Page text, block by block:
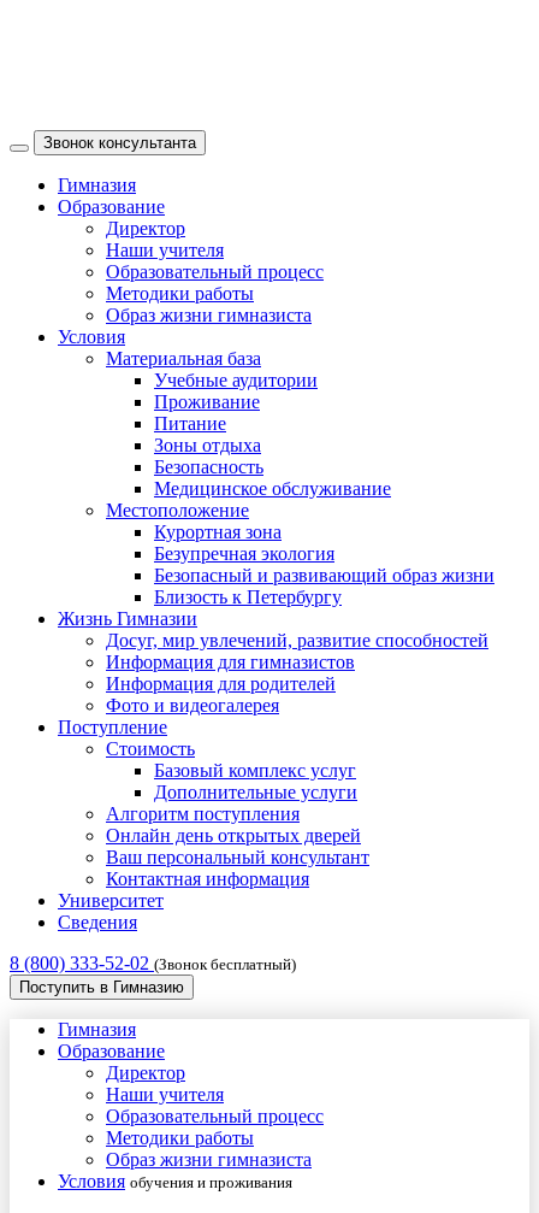
Звонок консультанта
Гимназия
Образование
Директор
Наши учителя
Образовательный процесс
Методики работы
Образ жизни гимназиста
Условия
Материальная база
Учебные аудитории
Проживание
Питание
Зоны отдыха
Безопасность
Медицинское обслуживание
Местоположение
Курортная зона
Безупречная экология
Безопасный и развивающий образ жизни
Близость к Петербургу
Жизнь Гимназии
Досуг, мир увлечений, развитие способностей
Информация для гимназистов
Информация для родителей
Фото и видеогалерея
Поступление
Стоимость
Базовый комплекс услуг
Дополнительные услуги
Алгоритм поступления
Онлайн день открытых дверей
Ваш персональный консультант
Контактная информация
Университет
Сведения
8 (800) 333-52-02 (Звонок бесплатный)
Поступить в Гимназию
Гимназия
Образование
Директор
Наши учителя
Образовательный процесс
Методики работы
Образ жизни гимназиста
Условия обучения и проживания